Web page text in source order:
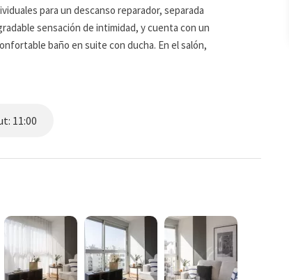
para un descanso reparador, separada
sensación de intimidad, y cuenta con un
baño en suite con ducha. En el salón,
lavadora, microondas, nevera y todos los utensilios
servicio de asistencia al huésped disponible 24/7,
durante varios meses, este estudio es la opción ideal
bienvenido y confortable desde el primer momento.
coche de la playa y a 5 minutos andando del centro y
11:00